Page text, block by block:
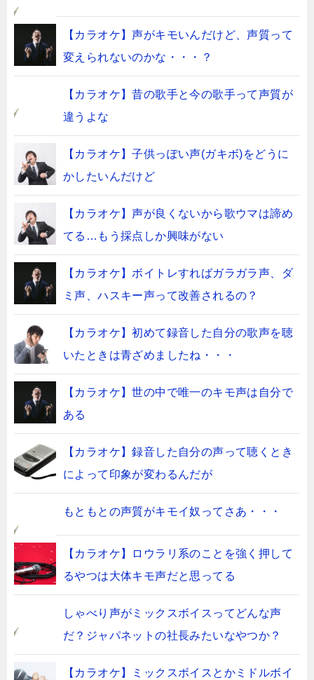
【カラオケ】声がキモいんだけど、声質って
変えられないのかな・・・？
【カラオケ】昔の歌手と今の歌手って声質が
違うよな
【カラオケ】子供っぽい声(ガキボ)をどうに
かしたいんだけど
【カラオケ】声が良くないから歌ウマは諦め
てる…もう採点しか興味がない
【カラオケ】ボイトレすればガラガラ声、ダ
ミ声、ハスキー声って改善されるの？
【カラオケ】初めて録音した自分の歌声を聴
いたときは青ざめましたね・・・
【カラオケ】世の中で唯一のキモ声は自分で
ある
【カラオケ】録音した自分の声って聴くとき
によって印象が変わるんだが
もともとの声質がキモイ奴ってさあ・・・
【カラオケ】ロウラリ系のことを強く押して
るやつは大体キモ声だと思ってる
しゃべり声がミックスボイスってどんな声
だ？ジャパネットの社長みたいなやつか？
【カラオケ】ミックスボイスとかミドルボイ